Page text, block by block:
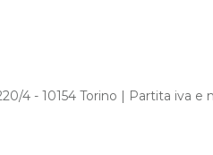
4 - 10154 Torino | Partita iva e